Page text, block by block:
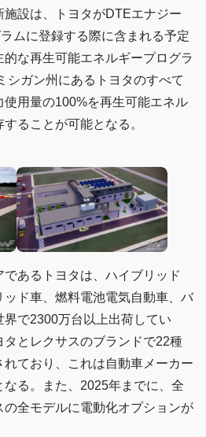
設は、トヨタがDTEエナジー
ムに登録する際に含まれる予定
な再生可能エネルギープログラ
シガン州にあるトヨタのすべて
用量の100%を再生可能エネル
ることが可能となる。
あるトヨタは、ハイブリッド
ド車、燃料電池電気自動車、バ
界で2300万台以上出荷してい
タとレクサスのブランドで22種
ており、これは自動車メーカー
る。また、2025年までに、全
全モデルに電動化オプションが